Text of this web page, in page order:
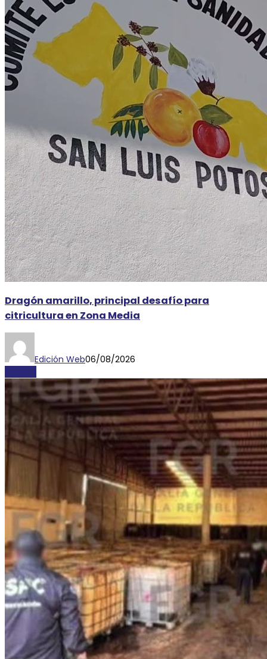
Dragón amarillo, principal desafío para
citricultura en Zona Media
Edición Web06/08/2026